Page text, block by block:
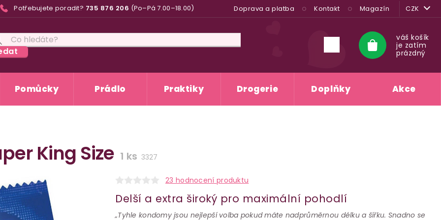
Potřebujete poradit? 735 876 206 (Po–Pá 7.00–18.00) Doprava a platba Kontakt Magazín CZK
Nákupní
košík
váš košík
je zatím
prázdný
Pomůcky Prádlo Praktiky Drogerie Doplňky Akce
King Size 1 ks 3327
23 hodnocení produktu
Delší a extra široký pro maximální pohodlí
„Tyhle kondomy jsou nejlepší volba pokud máte nadprůměrnou délku a šířku. Snadno se